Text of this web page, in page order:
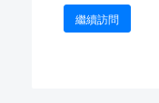
繼續訪問